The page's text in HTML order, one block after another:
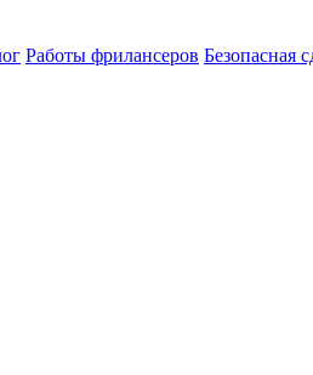
Работы фрилансеров Безопасная